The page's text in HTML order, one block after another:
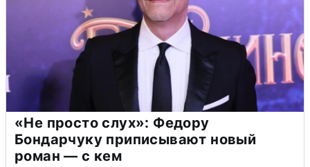
«Не просто слух»: Федору
Бондарчуку приписывают новый
роман — с кем